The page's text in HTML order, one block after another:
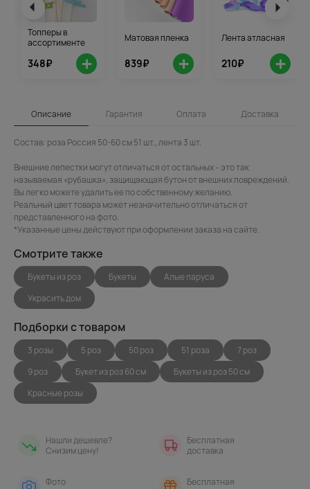
Топперы в
ассортименте
348₽ +
Матовая пленка
839₽ +
Лента атласная
210₽ +
Описание Гарантия Оплата Доставка
Состав: роза Россия 50-60 см 51 шт., лента 3 шт.
Внешние лепестки могут отличаться от остальных – это так
называемая «рубашка», защищающая бутон от внешних повреждений.
Вы легко можете удалить ее по собственному желанию.
Реальный цвет товара может незначительно отличаться от
представленного на фото.
*Указанные цены действуют при оформлении заказа на сайте.
Смотрите также
Букеты из роз Букеты
Алые паруса
Украсить дом
Подборки с товаром
3 розы 5 роз 50 роз 51 роза
7 роз
9 роз
Букет из роз 60 см
Букеты из роз 50 см
Красные розы
Нашли дешевле?
Снизим цену!
Бесплатная
доставка
Фото
Бесплатная